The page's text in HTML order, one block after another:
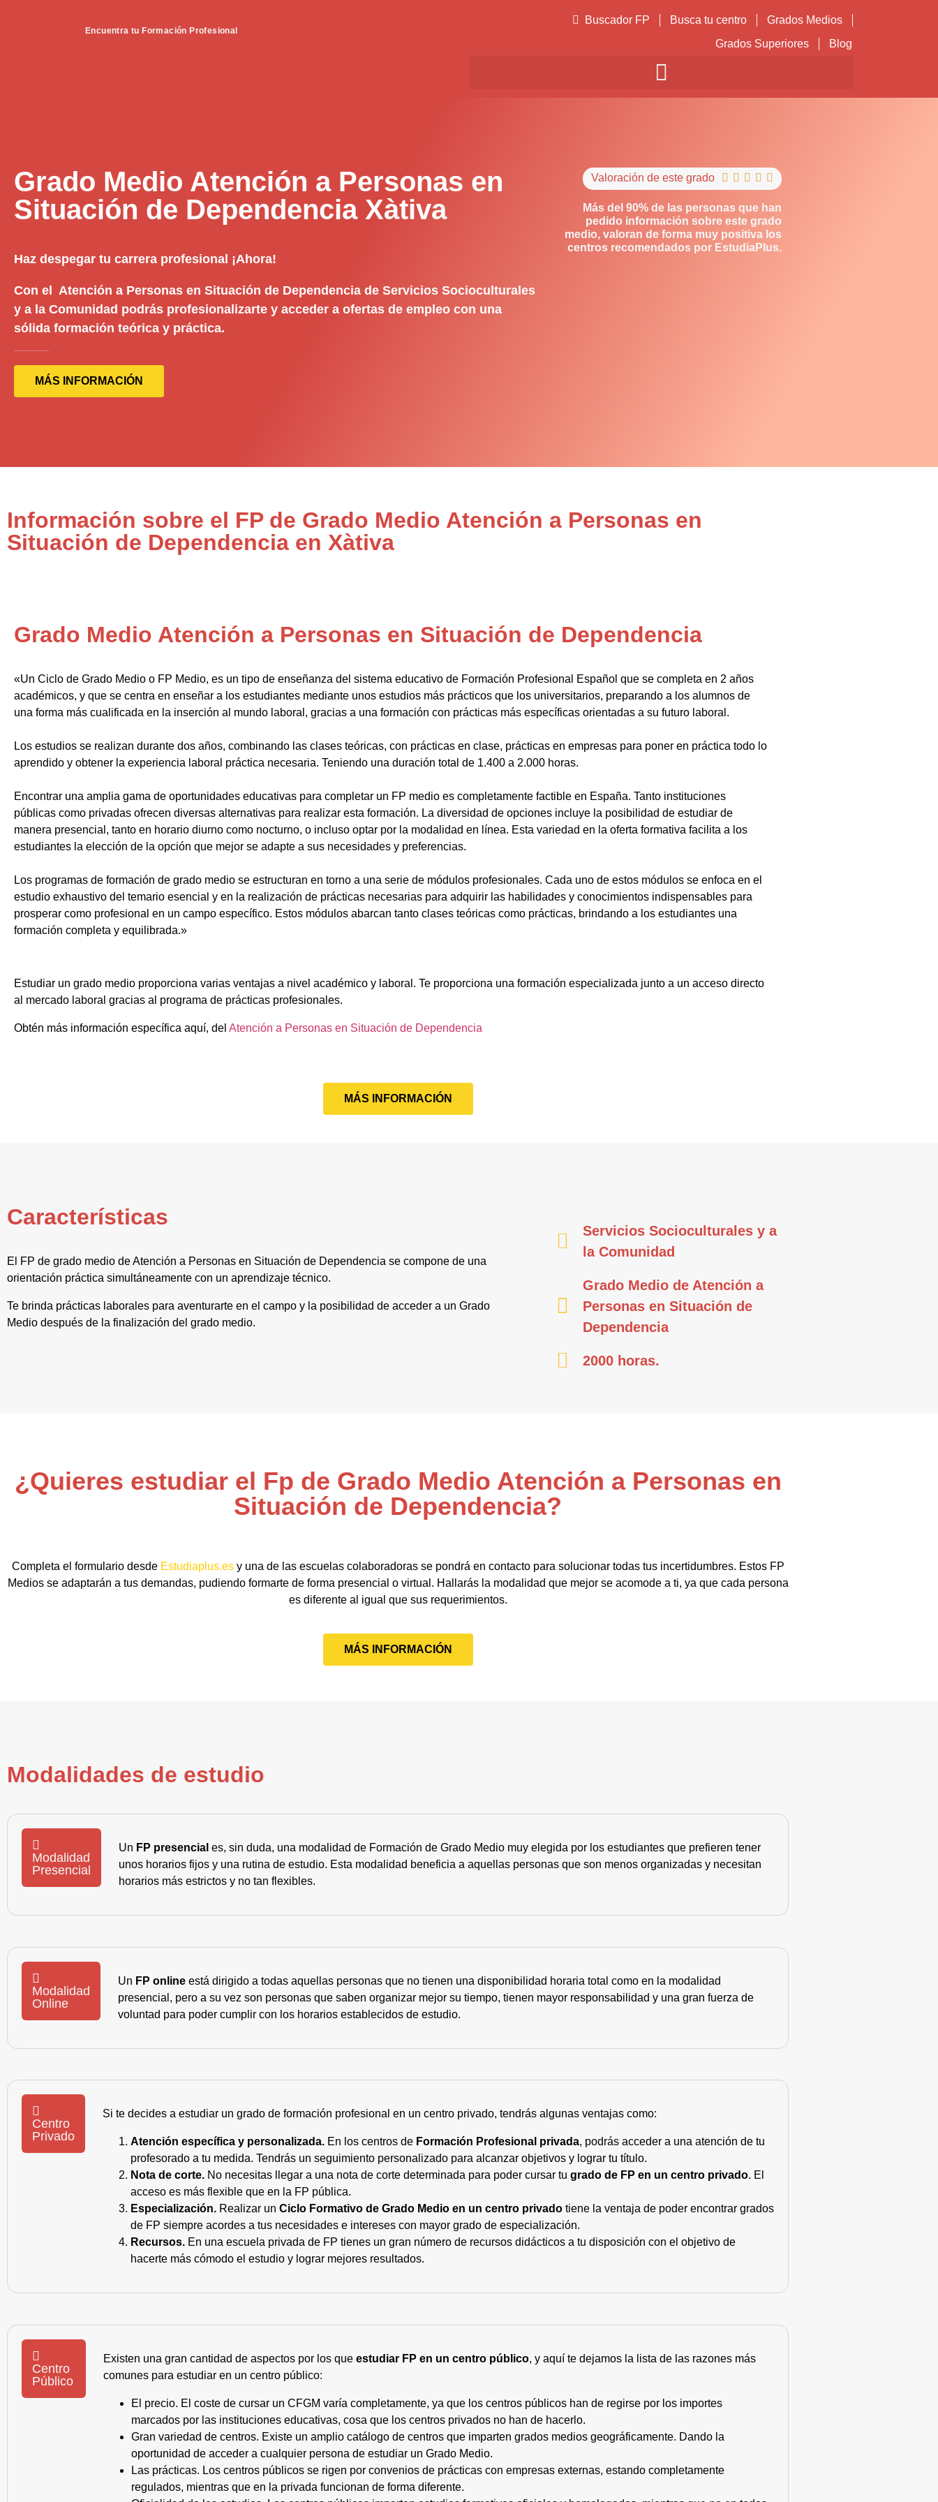
Encuentra tu Formación Profesional
Buscador FP Busca tu centro
Grados Medios
Grados Superiores
Blog
Grado Medio Atención a Personas en
Situación de Dependencia Xàtiva
Haz despegar tu carrera profesional ¡Ahora!
Con el Atención a Personas en Situación de Dependencia de Servicios Socioculturales
y a la Comunidad podrás profesionalizarte y acceder a ofertas de empleo con una
sólida formación teórica y práctica.
MÁS INFORMACIÓN
Valoración de este grado     
Más del 90% de las personas que han
pedido información sobre este grado
medio, valoran de forma muy positiva los
centros recomendados por EstudiaPlus.
Información sobre el FP de Grado Medio Atención a Personas en
Situación de Dependencia en Xàtiva
Grado Medio Atención a Personas en Situación de Dependencia
«Un Ciclo de Grado Medio o FP Medio, es un tipo de enseñanza del sistema educativo de Formación Profesional Español que se completa en 2 años
académicos, y que se centra en enseñar a los estudiantes mediante unos estudios más prácticos que los universitarios, preparando a los alumnos de
una forma más cualificada en la inserción al mundo laboral, gracias a una formación con prácticas más específicas orientadas a su futuro laboral.
Los estudios se realizan durante dos años, combinando las clases teóricas, con prácticas en clase, prácticas en empresas para poner en práctica todo lo
aprendido y obtener la experiencia laboral práctica necesaria. Teniendo una duración total de 1.400 a 2.000 horas.
Encontrar una amplia gama de oportunidades educativas para completar un FP medio es completamente factible en España. Tanto instituciones
públicas como privadas ofrecen diversas alternativas para realizar esta formación. La diversidad de opciones incluye la posibilidad de estudiar de
manera presencial, tanto en horario diurno como nocturno, o incluso optar por la modalidad en línea. Esta variedad en la oferta formativa facilita a los
estudiantes la elección de la opción que mejor se adapte a sus necesidades y preferencias.
Los programas de formación de grado medio se estructuran en torno a una serie de módulos profesionales. Cada uno de estos módulos se enfoca en el
estudio exhaustivo del temario esencial y en la realización de prácticas necesarias para adquirir las habilidades y conocimientos indispensables para
prosperar como profesional en un campo específico. Estos módulos abarcan tanto clases teóricas como prácticas, brindando a los estudiantes una
formación completa y equilibrada.»
Estudiar un grado medio proporciona varias ventajas a nivel académico y laboral. Te proporciona una formación especializada junto a un acceso directo
al mercado laboral gracias al programa de prácticas profesionales.
Obtén más información específica aquí, del Atención a Personas en Situación de Dependencia
MÁS INFORMACIÓN
Características
El FP de grado medio de Atención a Personas en Situación de Dependencia se compone de una
orientación práctica simultáneamente con un aprendizaje técnico.
Te brinda prácticas laborales para aventurarte en el campo y la posibilidad de acceder a un Grado
Medio después de la finalización del grado medio.
Servicios Socioculturales y a
la Comunidad
Grado Medio de Atención a
Personas en Situación de
Dependencia
2000 horas.
¿Quieres estudiar el Fp de Grado Medio Atención a Personas en
Situación de Dependencia?
Completa el formulario desde Estudiaplus.esy una de las escuelas colaboradoras se pondrá en contacto para solucionar todas tus incertidumbres. Estos FP
Medios se adaptarán a tus demandas, pudiendo formarte de forma presencial o virtual. Hallarás la modalidad que mejor se acomode a ti, ya que cada persona
es diferente al igual que sus requerimientos.
MÁS INFORMACIÓN
Modalidades de estudio
Modalidad
Presencial
Un FP presencial es, sin duda, una modalidad de Formación de Grado Medio muy elegida por los estudiantes que prefieren tener
unos horarios fijos y una rutina de estudio. Esta modalidad beneficia a aquellas personas que son menos organizadas y necesitan
horarios más estrictos y no tan flexibles.
Modalidad
Online
Un FP online está dirigido a todas aquellas personas que no tienen una disponibilidad horaria total como en la modalidad
presencial, pero a su vez son personas que saben organizar mejor su tiempo, tienen mayor responsabilidad y una gran fuerza de
voluntad para poder cumplir con los horarios establecidos de estudio.
Centro
Privado
Si te decides a estudiar un grado de formación profesional en un centro privado, tendrás algunas ventajas como:
Atención específica y personalizada. En los centros de Formación Profesional privada, podrás acceder a una atención de tu
profesorado a tu medida. Tendrás un seguimiento personalizado para alcanzar objetivos y lograr tu título.
Nota de corte. No necesitas llegar a una nota de corte determinada para poder cursar tu grado de FP en un centro privado. El
acceso es más flexible que en la FP pública.
Especialización. Realizar un Ciclo Formativo de Grado Medio en un centro privado tiene la ventaja de poder encontrar grados
de FP siempre acordes a tus necesidades e intereses con mayor grado de especialización.
Recursos. En una escuela privada de FP tienes un gran número de recursos didácticos a tu disposición con el objetivo de
hacerte más cómodo el estudio y lograr mejores resultados.
Centro
Público
Existen una gran cantidad de aspectos por los queestudiar FP en un centro público, y aquí te dejamos la lista de las razones más
comunes para estudiar en un centro público:
El precio. El coste de cursar un CFGM varía completamente, ya que los centros públicos han de regirse por los importes
marcados por las instituciones educativas, cosa que los centros privados no han de hacerlo.
Gran variedad de centros. Existe un amplio catálogo de centros que imparten grados medios geográficamente. Dando la
oportunidad de acceder a cualquier persona de estudiar un Grado Medio.
Las prácticas. Los centros públicos se rigen por convenios de prácticas con empresas externas, estando completamente
regulados, mientras que en la privada funcionan de forma diferente.